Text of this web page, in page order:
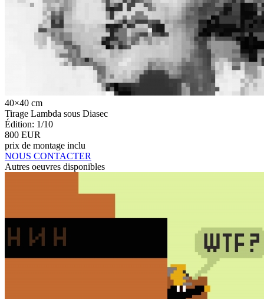
40×40 cm
Tirage Lambda sous Diasec
Édition: 1/10
800 EUR
prix de montage inclu
NOUS CONTACTER
Autres oeuvres disponibles